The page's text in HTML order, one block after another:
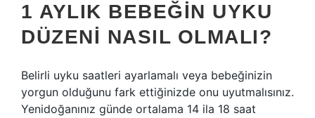
1 AYLIK BEBEĞIN UYKU
DÜZENI NASIL OLMALI?
Belirli uyku saatleri ayarlamalı veya bebeğinizin
yorgun olduğunu fark ettiğinizde onu uyutmalısınız.
Yenidoğanınız günde ortalama 14 ila 18 saat